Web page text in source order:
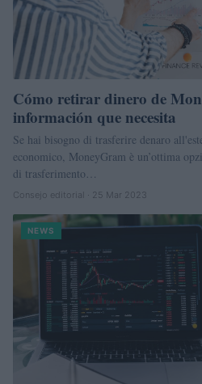
Cómo retirar dinero de
información que necesita
Se hai bisogno di trasferire denaro
economico, MoneyGram è un’ottima
di trasferimento…
Consejo editorial · 25 Mar 2023
NEWS